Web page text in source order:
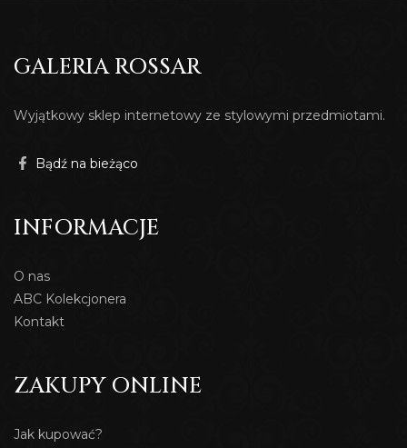
GALERIA ROSSAR
Wyjątkowy sklep internetowy ze stylowymi przedmiotami.
Bądź na bieżąco
INFORMACJE
O nas
ABC Kolekcjonera
Kontakt
ZAKUPY ONLINE
Jak kupować?